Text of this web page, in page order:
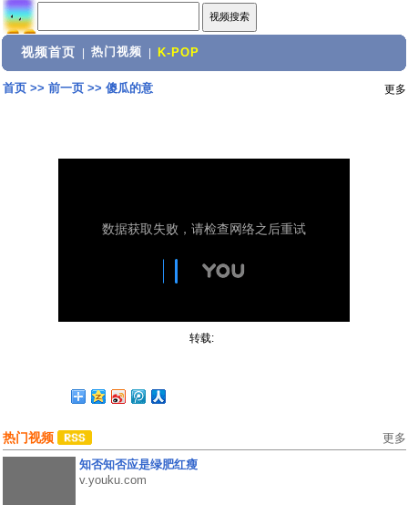
视频首页 热门视频 K-POP
首页>> 前一页>> 傻瓜的意 更多
转载:
热门视频 更多
知否知否应是绿肥红瘦
v.youku.com